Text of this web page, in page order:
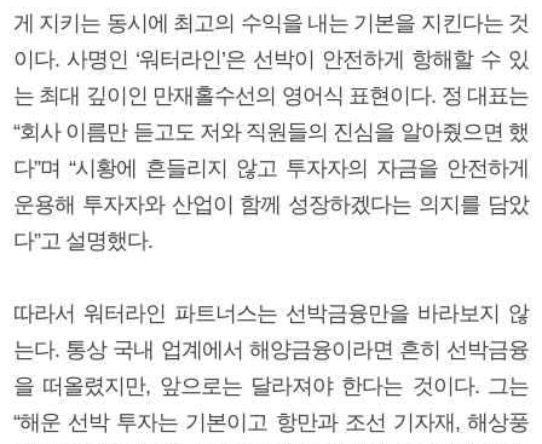
게 지키는 동시에 최고의 수익을 내는 기본을 지킨다는 것
이다. 사명인 ‘워터라인’은 선박이 안전하게 항해할 수 있
는 최대 깊이인 만재홀수선의 영어식 표현이다. 정 대표는
“회사 이름만 듣고도 저와 직원들의 진심을 알아줬으면 했
다”며 “시황에 흔들리지 않고 투자자의 자금을 안전하게
운용해 투자자와 산업이 함께 성장하겠다는 의지를 담았
다”고 설명했다.
따라서 워터라인 파트너스는 선박금융만을 바라보지 않
는다. 통상 국내 업계에서 해양금융이라면 흔히 선박금융
을 떠올렸지만, 앞으로는 달라져야 한다는 것이다. 그는
“해운 선박 투자는 기본이고 항만과 조선 기자재, 해상풍